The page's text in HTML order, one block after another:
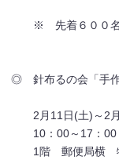
※ 先着６００名様
◎ 針布るの会「手作
2月11日(土)～2月
10：00～17：00
1階 郵便局横